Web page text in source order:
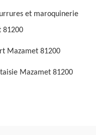
et maroquinerie
81200
Mazamet 81200
Mazamet 81200